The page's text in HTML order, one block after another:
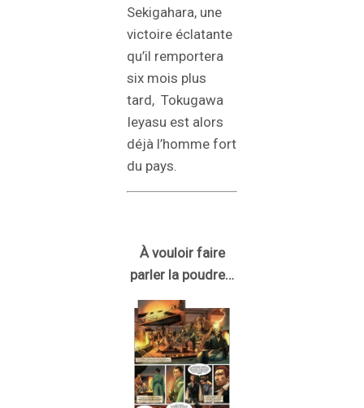
Sekigahara, une
victoire éclatante
qu’il remportera
six mois plus
tard, Tokugawa
Ieyasu est alors
déjà l’homme fort
du pays.
À vouloir faire
parler la poudre…